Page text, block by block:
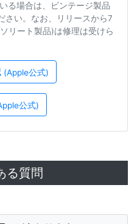
る場合は、ビンテージ製品
さい。なお、リリースから7
リート製品)は修理は受けら
(Apple公式)
公式)
る質問